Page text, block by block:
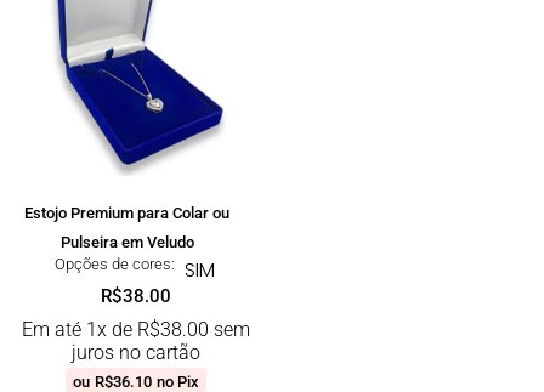
Estojo Premium para Colar ou
Pulseira em Veludo
Opções de cores: SIM
R$38.00
Em até 1x de R$38.00 sem
juros no cartão
ou R$36.10 no Pix